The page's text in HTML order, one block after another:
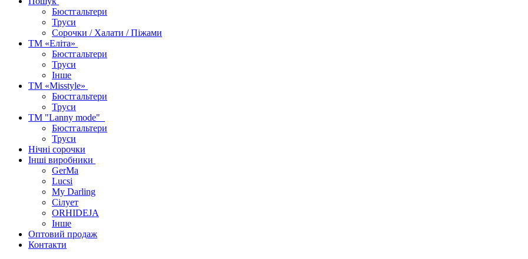
Бюстгальтери
Труси
Сорочки / Халати / Піжами
ТМ «Еліта»
Бюстгальтери
Труси
Інше
ТМ «Misstyle»
Бюстгальтери
Труси
ТМ "Lanny mode"
Бюстгальтери
Труси
Нічні сорочки
Інші виробники
GerMa
Lucsi
My Darling
Сілует
ORHIDEJA
Інше
Оптовий продаж
Контакти